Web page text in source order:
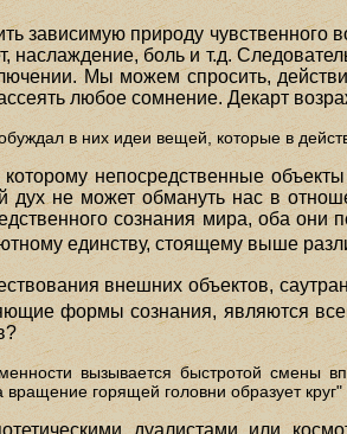
зависимую природу чувственного
наслаждение, боль и т.д.
Мы можем спросить,
любое сомнение. Декарт
в них идеи вещей, которые в
непосредственные
не может обмануть нас в
сознания мира, оба они
единству, стоящему выше
внешних объектов,
формы сознания, являются
вызывается быстротой смены
вращение горящей головни образует круг"
дуалистами или